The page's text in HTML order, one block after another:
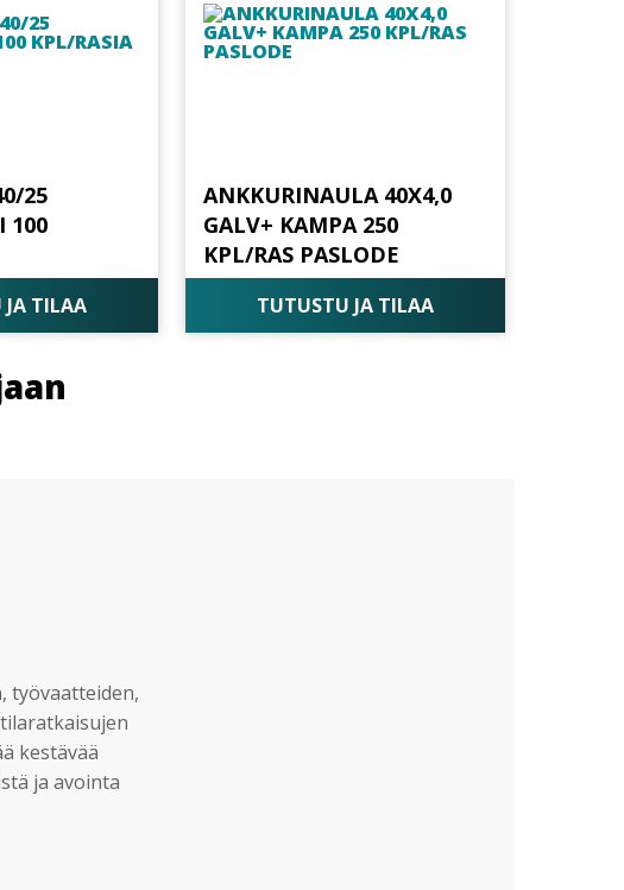
25
100
TILAA
ANKKURINAULA 40X4,0
GALV+ KAMPA 250
KPL/RAS PASLODE
TUTUSTU JA TILAA
työvaatteiden,
kestävää
ja avointa